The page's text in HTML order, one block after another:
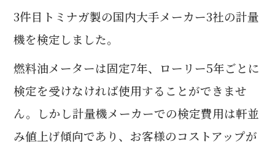
o
o
3件目トミナガ製の国内大手メーカー3社の計量
機を検定しました。
燃料油メーターは固定7年、ローリー5年ごとに
検定を受けなければ使用することができませ
ん。しかし計量機メーカーでの検定費用は軒並
み値上げ傾向であり、お客様のコストアップが